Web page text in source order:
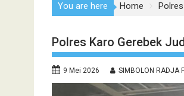
You are here Home
Polres Karo Gerebek
9 Mei 2026 SIMBOLON RADJA